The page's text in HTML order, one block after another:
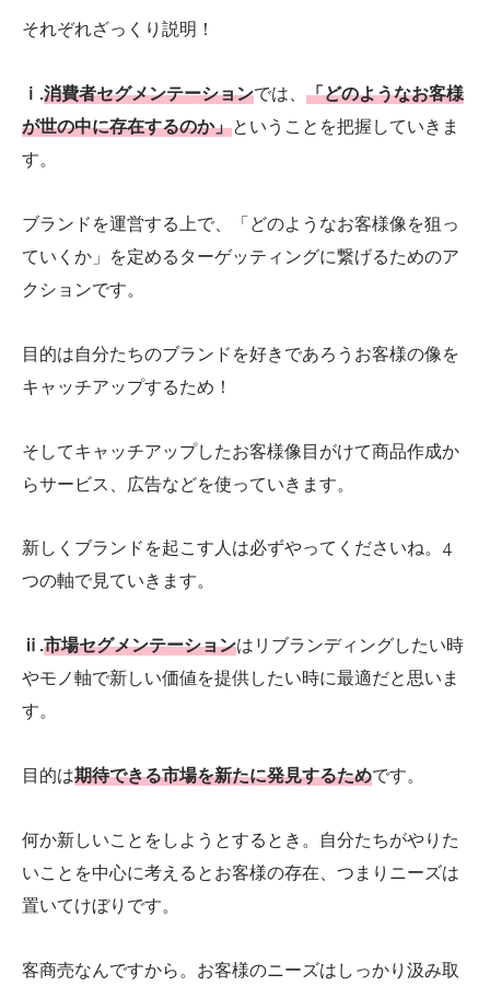
それぞれざっくり説明！
ⅰ.消費者セグメンテーションでは、 「どのようなお客様
が世の中に存在するのか」ということを把握していきま
す。
ブランドを運営する上で、「どのようなお客様像を狙っ
ていくか」を定めるターゲッティングに繋げるためのア
クションです。
目的は自分たちのブランドを好きであろうお客様の像を
キャッチアップするため！
そしてキャッチアップしたお客様像目がけて商品作成か
らサービス、広告などを使っていきます。
新しくブランドを起こす人は必ずやってくださいね。 4
つの軸で見ていきます。
ⅱ .市場セグメンテーションはリブランディングしたい時
やモノ軸で新しい価値を提供したい時に最適だと思いま
す。
目的は期待できる市場を新たに発見するためです。
何か新しいことをしようとするとき。自分たちがやりた
いことを中心に考えるとお客様の存在、つまりニーズは
置いてけぼりです。
客商売なんですから。お客様のニーズはしっかり汲み取